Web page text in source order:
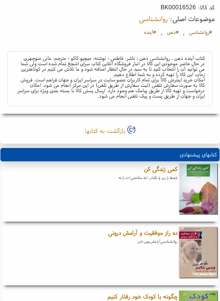
کد کالا: BK00016526
موضوعات اصلی: روانشناسی
#روانشناسی ، #ذهن ، #آینده
کتاب آینده ذهن ، روانشناسی ذهن ؛ ناشر: فاطمی ؛ نوشته: میچیو کاکو ؛ مترجم: مانی منوچهری
در حال حاضر موجودی این کالا در انبار فروشگاه آنلاین کتاب سرای اشجع تمام شده است ولی شما
می توانید آن را انتخاب کنید تا به سبد در حال انتظار اضافه شود و ما تلاش می کنیم در کوتاهترین
زمان، این کالا را تهیه کرده و به شما اطلاع دهیم.
امکان خرید اینترنتی کالا برای تمام کاربران عضو سایت در سراسر ایران و جهان فراهم است. فروش
کالا به صورت سفارش تلفنی (ثبت سفارش از طریق تلفن) در این مرکز انجام می شود. امکان
درخواست و تهیه کالا از طریق پیامک هم وجود دارد. ارسال پستی کالا با بسته بندی ویژه برای سراسر
ایران و جهان از طریق پست و پیک تلفنی انجام می شود.
بازگشت به کتابها
کتابهای پیشنهادی
کمی زندگی کن
بایدها را زیر پا بگذار، اما سلامتی ات را نه
ده راز موفقیت و آرامش درونی
روانشناسی آرامش وین دایر
چگونه با کودک خود رفتار کنیم